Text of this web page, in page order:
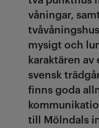
våningar,
mysigt och
karaktären av
svensk
finns goda
till Mölndals